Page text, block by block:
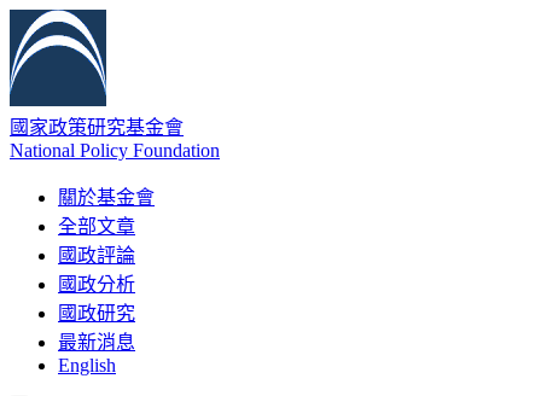
國家政策研究基金會
National Policy Foundation
關於基金會
全部文章
國政評論
國政分析
國政研究
最新消息
English